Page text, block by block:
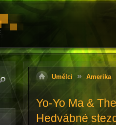
Umělci Amerika
Yo-Yo Ma &
Hedvábné